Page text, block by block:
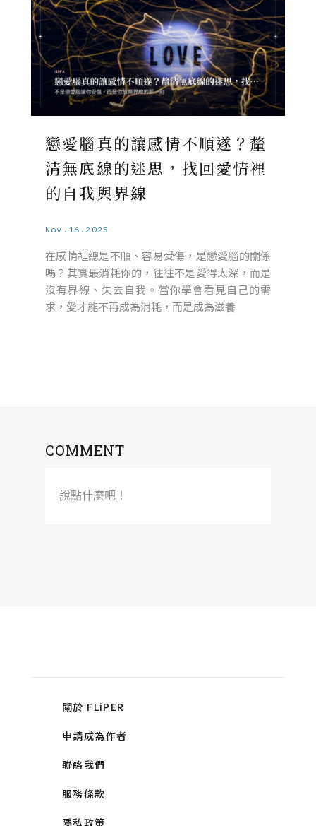
戀愛腦真的讓感情不順遂？釐
清無底線的迷思，找回愛情裡
的自我與界線
Nov.16.2025
在感情裡總是不順、容易受傷，是戀愛腦的關係
嗎？其實最消耗你的，往往不是愛得太深，而是
沒有界線、失去自我。當你學會看見自己的需
求，愛才能不再成為消耗，而是成為滋養
COMMENT
說點什麼吧！
關於 FLiPER
申請成為作者
聯絡我們
服務條款
隱私政策